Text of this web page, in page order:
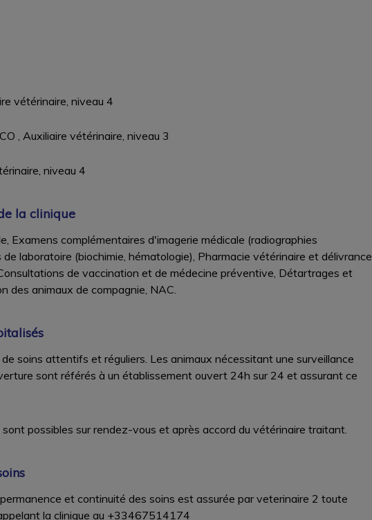
vétérinaire, niveau 4
, Auxiliaire vétérinaire, niveau 3
niveau 4
la clinique
Examens complémentaires d'imagerie médicale (radiographies
laboratoire (biochimie, hématologie), Pharmacie vétérinaire et délivrance
de vaccination et de médecine préventive, Détartrages et
des animaux de compagnie, NAC.
soins attentifs et réguliers. Les animaux nécessitant une surveillance
sont référés à un établissement ouvert 24h sur 24 et assurant ce
possibles sur rendez-vous et après accord du vétérinaire traitant.
et continuité des soins est assurée par veterinaire 2 toute
la clinique au +33467514174